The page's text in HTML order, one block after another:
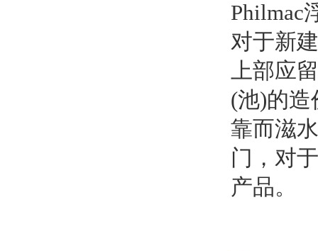
Philmac
对于新
上部应
(池)的
靠而滋
门，对
产品。